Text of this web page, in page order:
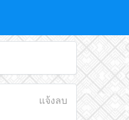
แจ้งลบ